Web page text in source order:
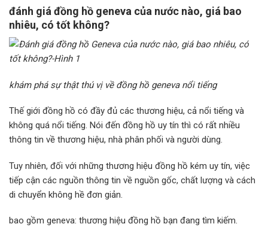
đánh giá đồng hồ geneva của nước nào, giá bao
nhiêu, có tốt không?
khám phá sự thật thú vị về đồng hồ geneva nổi tiếng
Thế giới đồng hồ có đầy đủ các thương hiệu, cả nổi tiếng và
không quá nổi tiếng. Nói đến đồng hồ uy tín thì có rất nhiều
thông tin về thương hiệu, nhà phân phối và người dùng.
Tuy nhiên, đối với những thương hiệu đồng hồ kém uy tín, việc
tiếp cận các nguồn thông tin về nguồn gốc, chất lượng và cách
di chuyển không hề đơn giản.
bao gồm geneva: thương hiệu đồng hồ bạn đang tìm kiếm.